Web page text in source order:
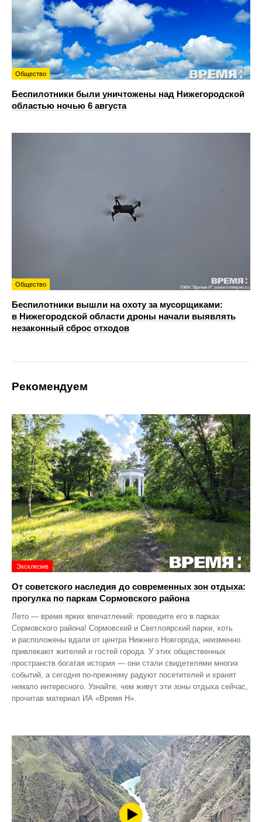
Общество
Беспилотники были уничтожены над Нижегородской
областью ночью 6 августа
Общество
Беспилотники вышли на охоту за мусорщиками:
в Нижегородской области дроны начали выявлять
незаконный сброс отходов
Рекомендуем
Эксклюзив
От советского наследия до современных зон отдыха:
прогулка по паркам Сормовского района
Лето — время ярких впечатлений: проведите его в парках
Сормовского района! Сормовский и Светлоярский парки, хоть
и расположены вдали от центра Нижнего Новгорода, неизменно
привлекают жителей и гостей города. У этих общественных
пространств богатая история — они стали свидетелями многих
событий, а сегодня по‑прежнему радуют посетителей и хранят
немало интересного. Узнайте, чем живут эти зоны отдыха сейчас,
прочитав материал ИА «Время Н».